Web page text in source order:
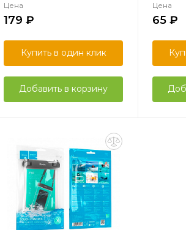
Цена
179
Купить в один клик
Добавить в корзину
Цена
65